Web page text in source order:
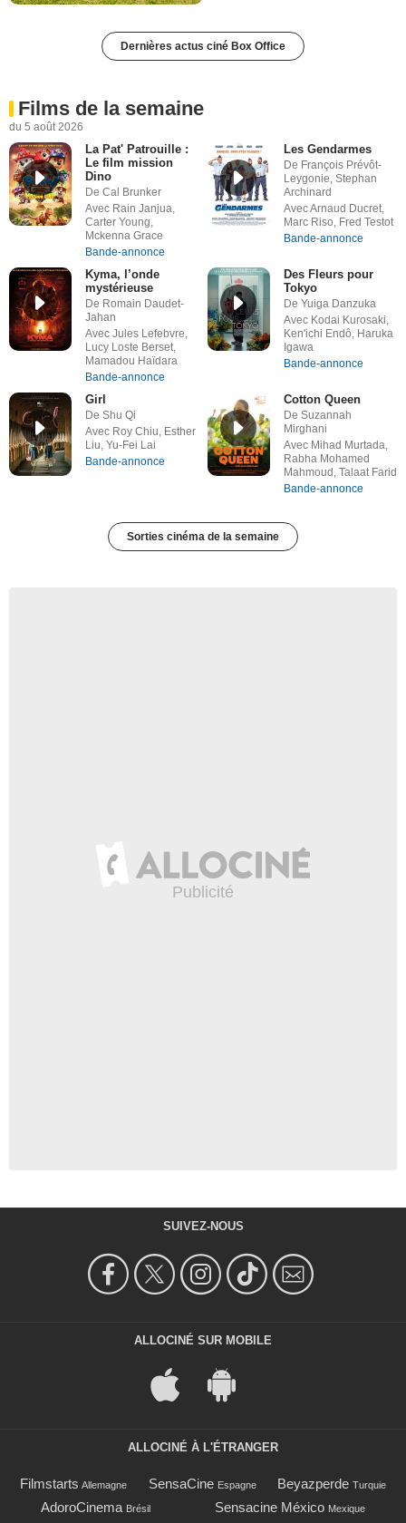
Dernières actus ciné Box Office
Films de la semaine
du 5 août 2026
La Pat' Patrouille :
Le film mission
Dino
De Cal Brunker
Avec Rain Janjua,
Carter Young,
Mckenna Grace
Bande-annonce
Les Gendarmes
De François Prévôt-
Leygonie, Stephan
Archinard
Avec Arnaud Ducret,
Marc Riso, Fred Testot
Bande-annonce
Kyma, l’onde
mystérieuse
De Romain Daudet-
Jahan
Avec Jules Lefebvre,
Lucy Loste Berset,
Mamadou Haïdara
Bande-annonce
Des Fleurs pour
Tokyo
De Yuiga Danzuka
Avec Kodai Kurosaki,
Ken'ichi Endô, Haruka
Igawa
Bande-annonce
Girl
De Shu Qi
Avec Roy Chiu, Esther
Liu, Yu-Fei Lai
Bande-annonce
Cotton Queen
De Suzannah
Mirghani
Avec Mihad Murtada,
Rabha Mohamed
Mahmoud, Talaat Farid
Bande-annonce
Sorties cinéma de la semaine
SUIVEZ-NOUS
ALLOCINÉ SUR MOBILE
ALLOCINÉ À L'ÉTRANGER
Filmstarts Allemagne SensaCine Espagne Beyazperde Turquie
AdoroCinema Brésil Sensacine México Mexique